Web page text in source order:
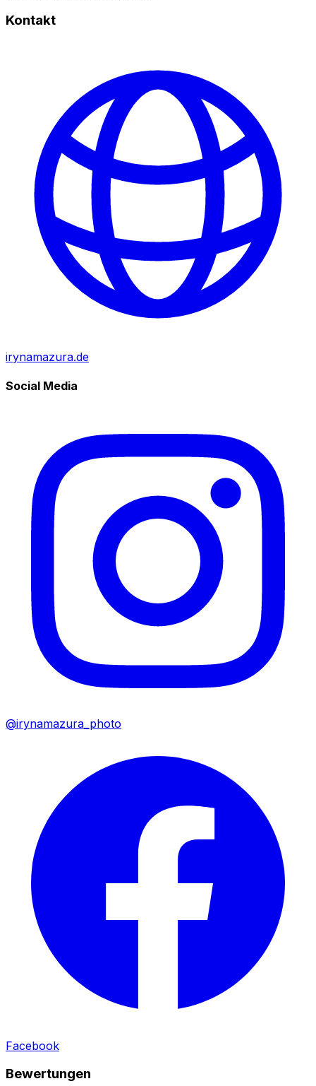
Kontakt
irynamazura.de
Social Media
@irynamazura_photo
Facebook
Bewertungen